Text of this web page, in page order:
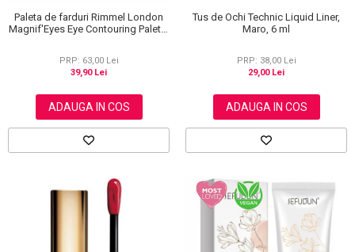
Paleta de farduri Rimmel London
Magnif'Eyes Eye Contouring Palette
PRP: 63,00 Lei
39,90 Lei
ADAUGA IN COS
Tus de Ochi Technic Liquid Liner,
Maro, 6 ml
PRP: 38,00 Lei
29,00 Lei
ADAUGA IN COS